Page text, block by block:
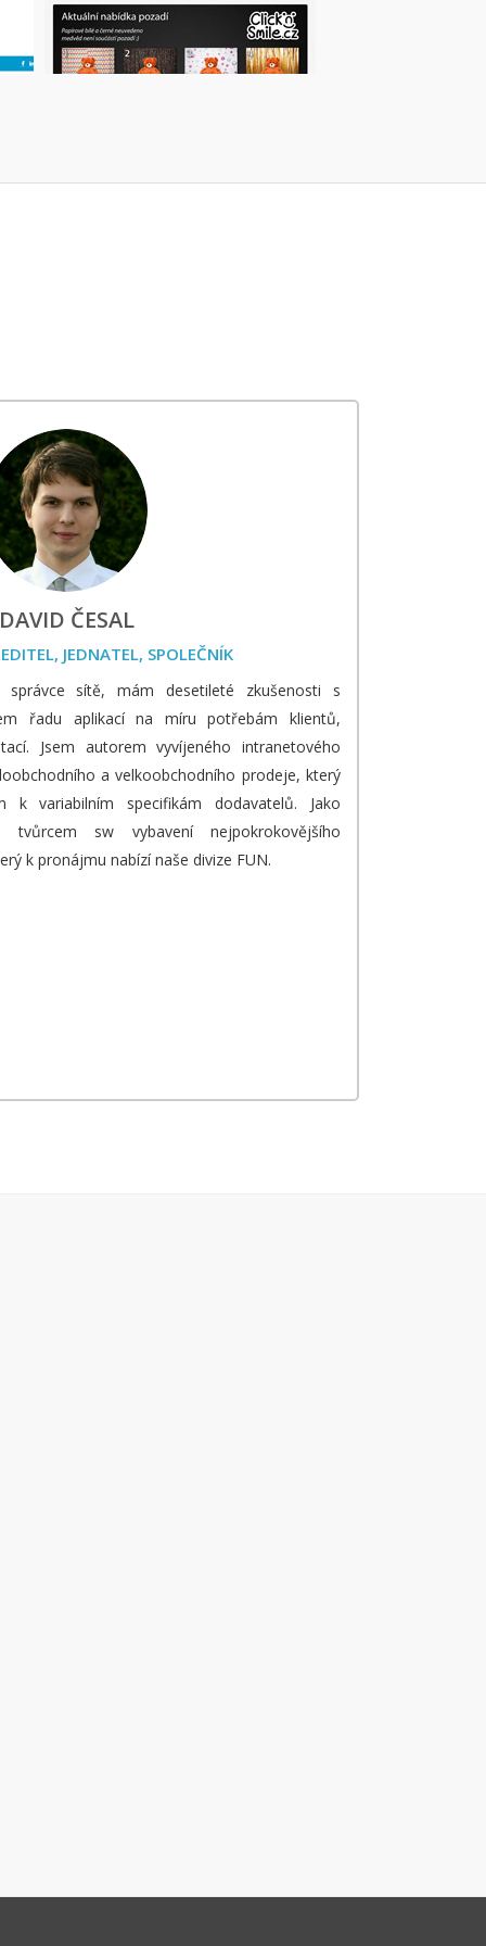
ČESAL
JEDNATEL, SPOLEČNÍK
sítě, mám desetileté zkušenosti s
řadu aplikací na míru potřebám klientů,
Jsem autorem vyvíjeného intranetového
a velkoobchodního prodeje, který
k variabilním specifikám dodavatelů. Jako
sw vybavení nejpokrokovějšího
k pronájmu nabízí naše divize FUN.